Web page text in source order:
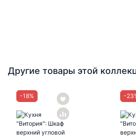
Другие товары этой
-18% -23